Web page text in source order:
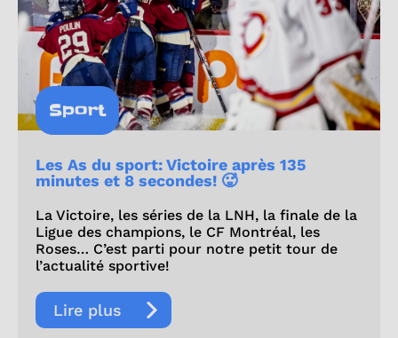
Sport
Les As du sport: Victoire après 135
minutes et 8 secondes! 🥵
La Victoire, les séries de la LNH, la finale de la
Ligue des champions, le CF Montréal, les
Roses… C’est parti pour notre petit tour de
l’actualité sportive!
Lire plus